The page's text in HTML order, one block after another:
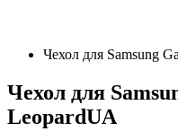
Чехол для Samsung
Чехол для
LeopardUA